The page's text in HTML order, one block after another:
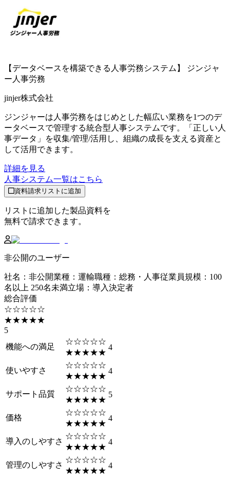
【データベースを構築できる人事労務システム】
ジンジャ
ー人事労務
jinjer株式会社
ジンジャーは人事労務をはじめとした幅広い業務を1つのデ
ータベースで管理する統合型人事システムです。「正しい人
事データ」を収集/管理/活用し、組織の成長を支える資産と
して活用できます。
詳細を見る
人事システム一覧はこちら
資料請求リストに追加
リストに追加した製品資料を
無料で請求できます。
非公開のユーザー
社名 ： 非公開業種 ： 運輸職種 ： 総務・人事従業員規模 ： 100
名以上 250名未満立場 ： 導入決定者
総合評価
☆☆☆☆☆
★★★★★
5
機能への満足
☆☆☆☆☆
★★★★★
4
使いやすさ
☆☆☆☆☆
★★★★★
4
サポート品質
☆☆☆☆☆
★★★★★
5
価格
☆☆☆☆☆
★★★★★
4
導入のしやすさ
☆☆☆☆☆
★★★★★
4
管理のしやすさ
☆☆☆☆☆
★★★★★
4